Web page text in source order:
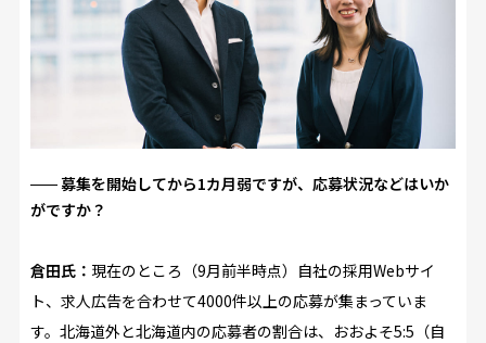
募集を開始してから1カ月弱ですが、応募状況などはいか
がですか？
倉田氏： 現在のところ（9月前半時点）自社の採用Webサイ
ト、求人広告を合わせて4000件以上の応募が集まっていま
す。北海道外と北海道内の応募者の割合は、おおよそ5:5（自